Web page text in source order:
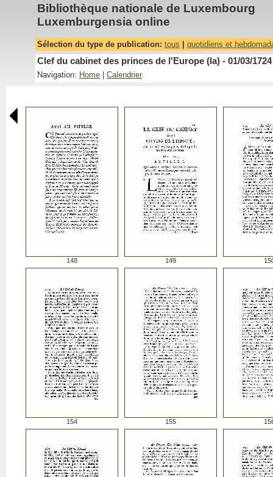
Bibliothèque nationale de Luxembourg
Luxemburgensia online
Sélection du type de publication: tous quotidiens et
Clef du cabinet des princes de l'Europe (la) - 01/03/1724
Navigation: Home Calendrier
148 149
154 155